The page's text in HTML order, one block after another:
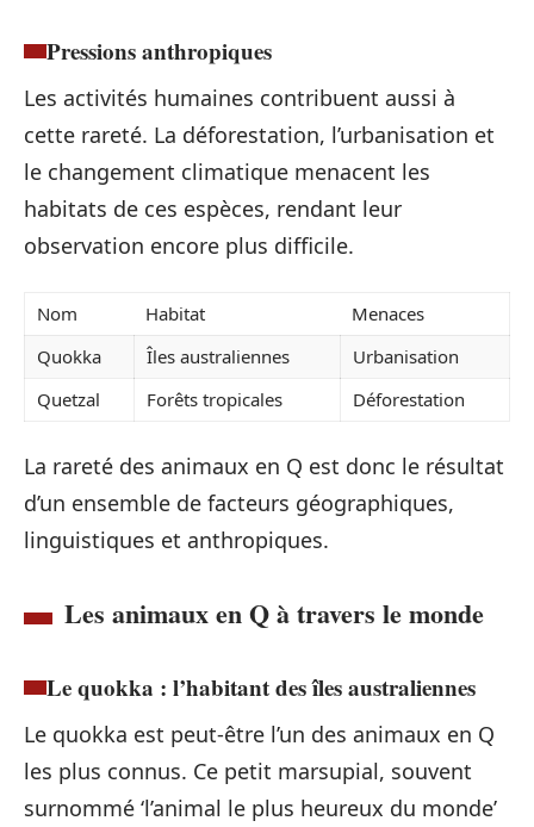
Pressions anthropiques
Les activités humaines contribuent aussi à
cette rareté. La déforestation, l’urbanisation et
le changement climatique menacent les
habitats de ces espèces, rendant leur
observation encore plus difficile.
Nom Habitat
Menaces
Quokka
Îles australiennes
Urbanisation
Quetzal
Forêts tropicales Déforestation
La rareté des animaux en Q est donc le résultat
d’un ensemble de facteurs géographiques,
linguistiques et anthropiques.
Les animaux en Q à travers le monde
Le quokka : l’habitant des îles australiennes
Le quokka est peut-être l’un des animaux en Q
les plus connus. Ce petit marsupial, souvent
surnommé ‘l’animal le plus heureux du monde’